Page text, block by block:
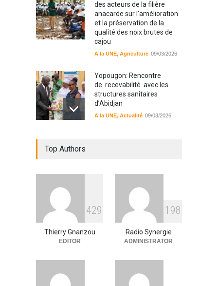
des acteurs de la filière
anacarde sur l'amélioration
et la préservation de la
qualité des noix brutes de
cajou
A la UNE, Agriculture 09/03/2026
Yopougon: Rencontre
de recevabilité avec les
structures sanitaires
d’Abidjan
A la UNE, Actualité 09/03/2026
RFI Forme ses journalistes et
techniciens radios
partenaires.
Actualité 09/03/2026
Top Authors
429
Thierry Gnanzou
EDITOR
1 98
Radio Synergie
ADMINISTRATOR